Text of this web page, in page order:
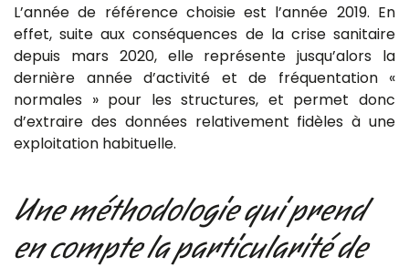
L’année de référence choisie est l’année 2019. En
effet, suite aux conséquences de la crise sanitaire
depuis mars 2020, elle représente jusqu’alors la
dernière année d’activité et de fréquentation «
normales » pour les structures, et permet donc
d’extraire des données relativement fidèles à une
exploitation habituelle.
Une méthodologie qui prend
en compte la particularité de